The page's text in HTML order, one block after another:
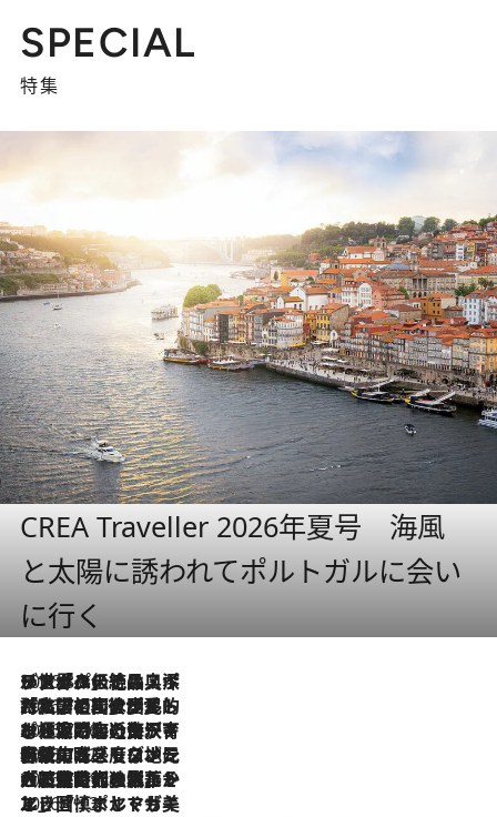
SPECIAL
特集
CREA Traveller 2026年夏号 海風
と太陽に誘われてポルトガルに会い
に行く
2026.8.8
リスボンの絶品スイーツ「パステル・デ・ナタ」とは？ポルトガル伝統の奥深い世界へ
2026.7.27
「私の祖国はポルトガル語です」国民的詩人フェルナンド・ペソアと、彼が愛した文学の街を歩く
2026.7.26
ポルトガル近海が育む極上の海の幸。キリリと冷えた白ワインと愉しむ、シーフード専門店の贅沢
2026.7.22
伝統の味をモダンに昇華。高感度な地元客が集う、リスボンの最旬ガストロノミー
2026.7.21
大航海時代の栄華から、震災、独裁、そして革命へ。ポルトガル・首都リスボンの石畳に刻まれた「歴史の光と影」
2026.7.13
エッセイ・ヤマザキマリ「慎ましくも美しき国 ポルトガル」